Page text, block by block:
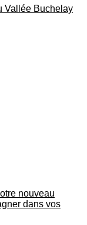
Vallée Buchelay
nouveau
dans vos